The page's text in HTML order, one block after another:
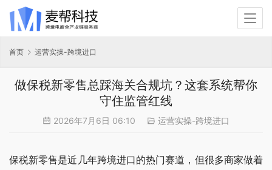
首页 运营实操-跨境进口
做保税新零售总踩海关合规坑？这套系统帮你
守住监管红线
2026年7月6日 06:10 运营实操-跨境进口
保税新零售是近几年跨境进口的热门赛道，但很多商家做着